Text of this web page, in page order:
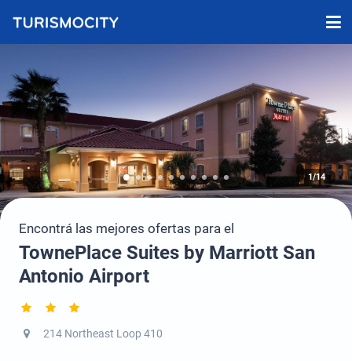
1/14
Encontrá las mejores ofertas para el
TownePlace Suites by Marriott San
Antonio Airport
214 Northeast Loop 410